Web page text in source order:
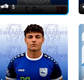
5